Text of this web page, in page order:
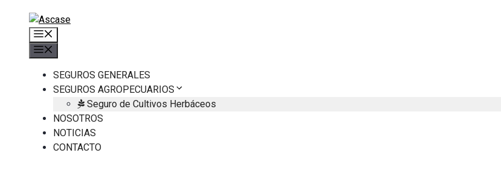
contenido
SEGUROS GENERALES
SEGUROS AGROPECUARIOS
Seguro de Cultivos Herbáceos
NOSOTROS
NOTICIAS
CONTACTO